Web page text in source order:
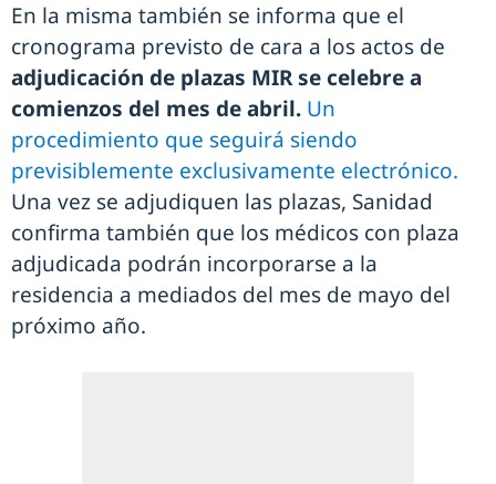
En la misma también se informa que el
cronograma previsto de cara a los actos de
adjudicación de plazas MIR se celebre a
comienzos del mes de abril. Un
procedimiento que seguirá siendo
previsiblemente exclusivamente electrónico.
Una vez se adjudiquen las plazas, Sanidad
confirma también que los médicos con plaza
adjudicada podrán incorporarse a la
residencia a mediados del mes de mayo del
próximo año.